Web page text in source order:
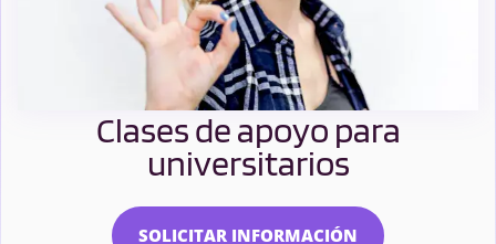
Clases de apoyo para
universitarios
SOLICITAR INFORMACIÓN